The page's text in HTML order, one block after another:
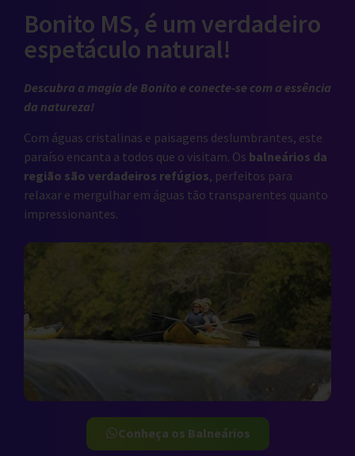
Bonito MS, é um verdadeiro
espetáculo natural!
Descubra a magia de Bonito e conecte-se com a essência
da natureza!
Com águas cristalinas e paisagens deslumbrantes, este
paraíso encanta a todos que o visitam. Os balneários da
região são verdadeiros refúgios, perfeitos para
relaxar e mergulhar em águas tão transparentes quanto
impressionantes.
Conheça os Balneários